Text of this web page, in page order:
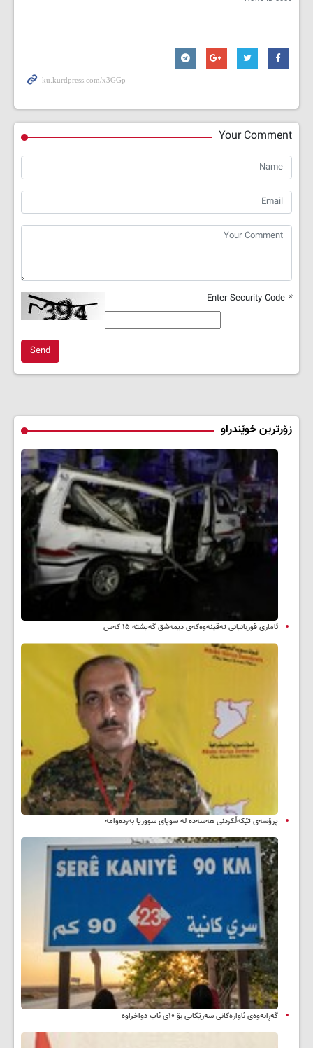
Your Comment
*
Send
زۆرترین خوێندراو
ئاماری قوربانیانی تەقینەوەکەی دیمەشق گەیشتە ۱۵ کەس
پرۆسەی تێکەڵکردنی هەسەدە لە سوپای سووریا بەردەوامە
گەڕانەوەی ئاوارەکانی سەرێکانی بۆ ۱۰ی ئاب دواخراوە